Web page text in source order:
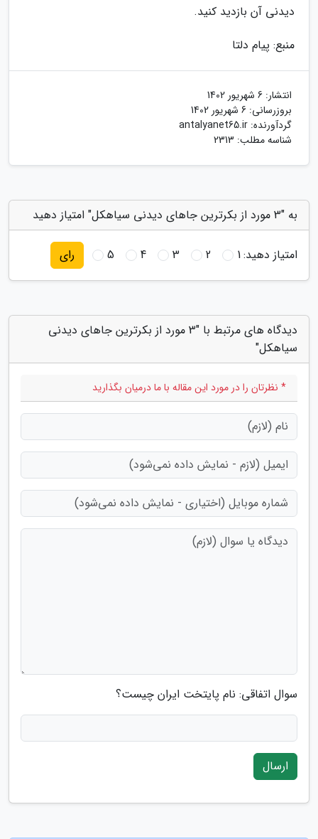
دیدنی آن بازدید کنید.
منبع: پیام دلتا
انتشار: 6 شهریور 1402
بروزرسانی: 6 شهریور 1402
گردآورنده: antalyanet65.ir
شناسه مطلب: 2313
به "3 مورد از بکرترین جاهای دیدنی سیاهکل" امتیاز دهید
امتیاز دهید:1
2
3
4
5 رای
دیدگاه های مرتبط با "3 مورد از بکرترین جاهای دیدنی
سیاهکل"
* نظرتان را در مورد این مقاله با ما درمیان بگذارید
سوال اتفاقی: نام پایتخت ایران چیست؟
ارسال